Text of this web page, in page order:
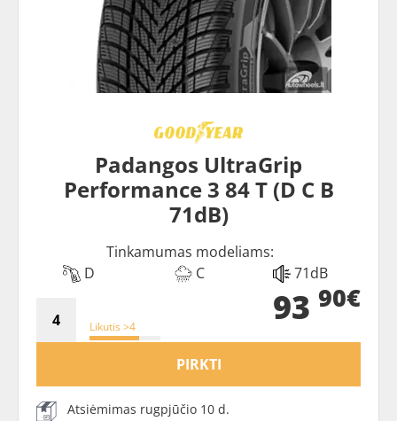
Padangos UltraGrip
Performance 3 84 T (D C B
71dB)
Tinkamumas modeliams:
D
C 71dB
Likutis >4 93 90€
PIRKTI
Atsiėmimas rugpjūčio 10 d.